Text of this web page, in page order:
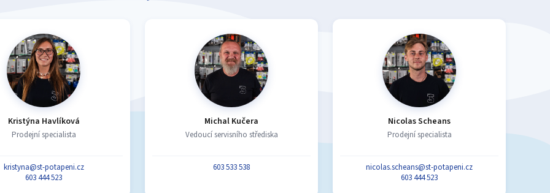
Kristýna Havlíková
Prodejní specialista
kristyna@st-potapeni.cz
603 444 523
Michal Kučera
Vedoucí servisního střediska
603 533 538
Nicolas Scheans
Prodejní specialista
nicolas.scheans@st-potapeni.cz
603 444 523